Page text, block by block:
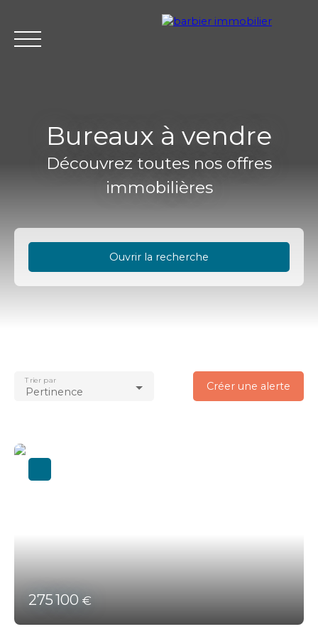
Acheter Vendre
Bureaux à vendre
Découvrez toutes nos offres
immobilières
Ouvrir la recherche
Auray (56400)
Localisation
Surface min (m²)
Pertinence
Trier par Créer une alerte
275 100 €